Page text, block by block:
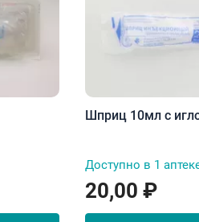
Шприц 10мл с
Доступно в 1
20,00 ₽